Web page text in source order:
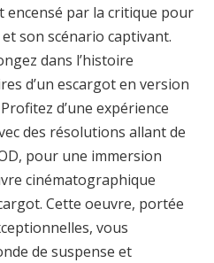
encensé par la critique pour
son scénario captivant.
dans l’histoire
d’un escargot en version
d’une expérience
des résolutions allant de
pour une immersion
cinématographique
Cette oeuvre, portée
vous
de suspense et